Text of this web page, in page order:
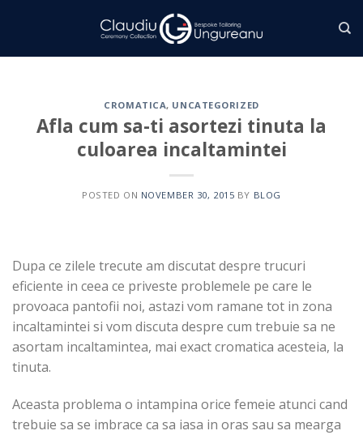
CROMATICA, UNCATEGORIZED
Afla cum sa-ti asortezi tinuta la
culoarea incaltamintei
POSTED ON NOVEMBER 30, 2015 BY BLOG
Dupa ce zilele trecute am discutat despre trucuri
eficiente in ceea ce priveste problemele pe care le
provoaca pantofii noi, astazi vom ramane tot in zona
incaltamintei si vom discuta despre cum trebuie sa ne
asortam incaltamintea, mai exact cromatica acesteia, la
tinuta.
Aceasta problema o intampina orice femeie atunci cand
trebuie sa se imbrace ca sa iasa in oras sau sa mearga